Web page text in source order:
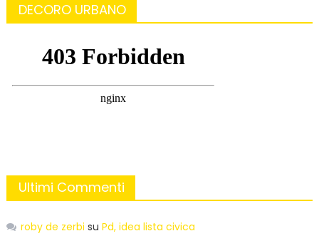
DECORO URBANO
Ultimi Commenti
roby de zerbi su Pd, idea lista civica